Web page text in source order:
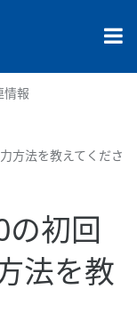
情報
方法を教えてくださ
の初回
法を教